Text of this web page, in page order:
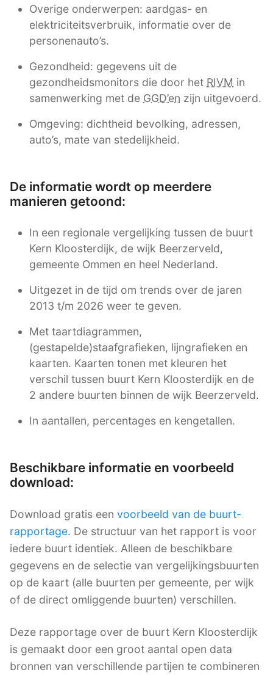
Overige onderwerpen: aardgas- en
elektriciteitsverbruik, informatie over de
personenauto’s.
Gezondheid: gegevens uit de
gezondheidsmonitors die door het RIVM in
samenwerking met de GGD’en zijn uitgevoerd.
Omgeving: dichtheid bevolking, adressen,
auto’s, mate van stedelijkheid.
De informatie wordt op meerdere
manieren getoond:
In een regionale vergelijking tussen de buurt
Kern Kloosterdijk, de wijk Beerzerveld,
gemeente Ommen en heel Nederland.
Uitgezet in de tijd om trends over de jaren
2013 t/m 2026 weer te geven.
Met taartdiagrammen,
(gestapelde)staafgrafieken, lijngrafieken en
kaarten. Kaarten tonen met kleuren het
verschil tussen buurt Kern Kloosterdijk en de
2 andere buurten binnen de wijk Beerzerveld.
In aantallen, percentages en kengetallen.
Beschikbare informatie en voorbeeld
download:
Download gratis een voorbeeld van de buurt-
rapportage. De structuur van het rapport is voor
iedere buurt identiek. Alleen de beschikbare
gegevens en de selectie van vergelijkingsbuurten
op de kaart (alle buurten per gemeente, per wijk
of de direct omliggende buurten) verschillen.
Deze rapportage over de buurt Kern Kloosterdijk
is gemaakt door een groot aantal open data
bronnen van verschillende partijen te combineren